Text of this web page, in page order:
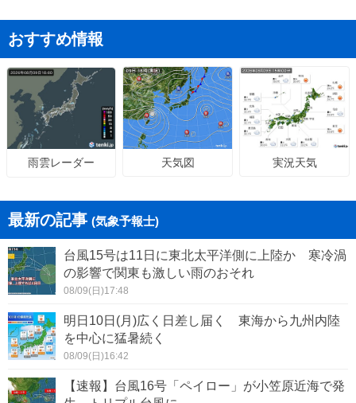
おすすめ情報
雨雲レーダー 天気図 実況天気
最新の記事 (気象予報士)
台風15号は11日に東北太平洋側に上陸か 寒冷渦
の影響で関東も激しい雨のおそれ
08/09(日)17:48
明日10日(月)広く日差し届く 東海から九州内陸
を中心に猛暑続く
08/09(日)16:42
【速報】台風16号「ペイロー」が小笠原近海で発